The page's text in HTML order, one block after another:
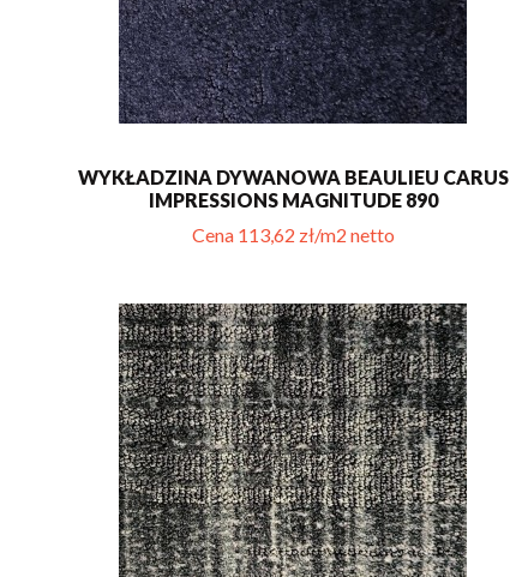
WYKŁADZINA DYWANOWA BEAULIEU CARUS
IMPRESSIONS MAGNITUDE 890
Cena 113,62 zł/m2 netto